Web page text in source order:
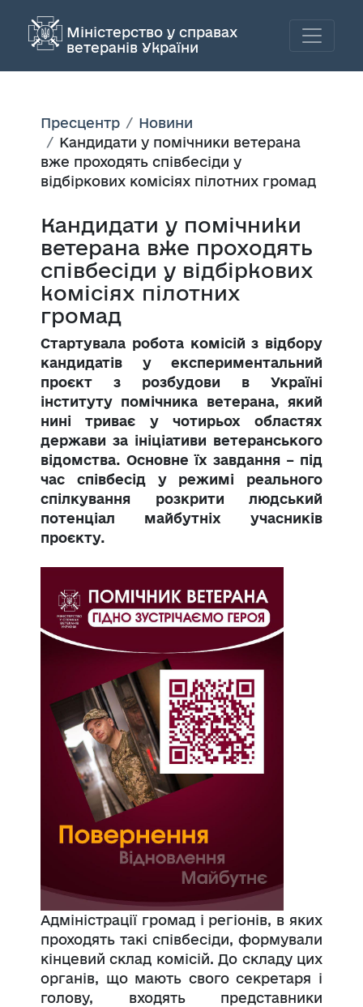
Міністерство у справах
ветеранів України
Пресцентр
Новини
Кандидати у помічники ветерана
вже проходять співбесіди у
відбіркових комісіях пілотних громад
Кандидати у помічники
ветерана вже проходять
співбесіди у відбіркових
комісіях пілотних
громад
Стартувала робота комісій з відбору
кандидатів у експериментальний
проєкт з розбудови в Україні
інституту помічника ветерана, який
нині триває у чотирьох областях
держави за ініціативи ветеранського
відомства. Основне їх завдання – під
час співбесід у режимі реального
спілкування розкрити людський
потенціал майбутніх учасників
проєкту.
Адміністрації громад і регіонів, в яких
проходять такі співбесіди, формували
кінцевий склад комісій. До складу цих
органів, що мають свого секретаря і
голову, входять представники